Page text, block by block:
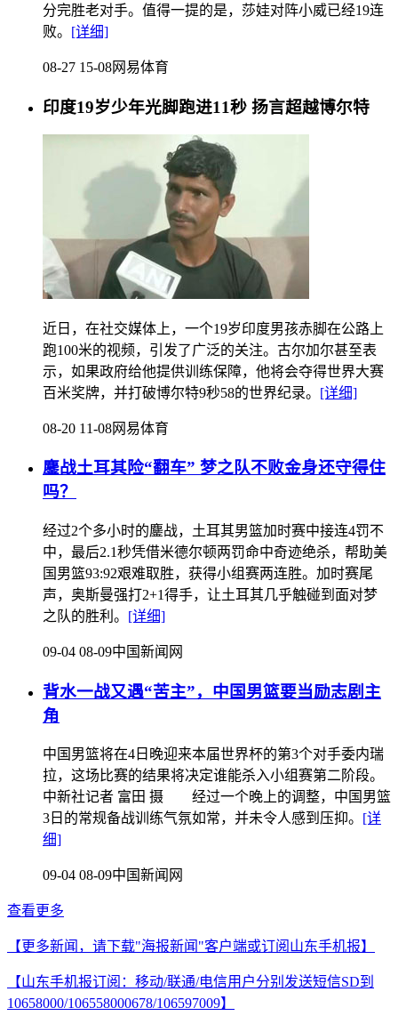
分完胜老对手。值得一提的是，莎娃对阵小威已经19连
败。 [详细]
08-27 15-08网易体育
印度19岁少年光脚跑进11秒 扬言超越博尔特
近日，在社交媒体上，一个19岁印度男孩赤脚在公路上
跑100米的视频，引发了广泛的关注。古尔加尔甚至表
示，如果政府给他提供训练保障，他将会夺得世界大赛
百米奖牌，并打破博尔特9秒58的世界纪录。 [详细]
08-20 11-08网易体育
鏖战土耳其险“翻车” 梦之队不败金身还守得住
吗？
经过2个多小时的鏖战，土耳其男篮加时赛中接连4罚不
中，最后2.1秒凭借米德尔顿两罚命中奇迹绝杀，帮助美
国男篮93:92艰难取胜，获得小组赛两连胜。加时赛尾
声，奥斯曼强打2+1得手，让土耳其几乎触碰到面对梦
之队的胜利。 [详细]
09-04 08-09中国新闻网
背水一战又遇“苦主”，中国男篮要当励志剧主
角
中国男篮将在4日晚迎来本届世界杯的第3个对手委内瑞
拉，这场比赛的结果将决定谁能杀入小组赛第二阶段。
中新社记者 富田 摄 经过一个晚上的调整，中国男篮
3日的常规备战训练气氛如常，并未令人感到压抑。 [详
细]
09-04 08-09中国新闻网
查看更多
【更多新闻，请下载"海报新闻"客户端或订阅山东手机报】
【山东手机报订阅：移动/联通/电信用户分别发送短信SD到
10658000/106558000678/106597009】